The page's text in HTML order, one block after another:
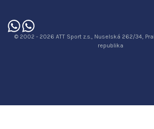
© 2002 - 2026 ATT Sport z.s., Nuselská 262/34,
republika